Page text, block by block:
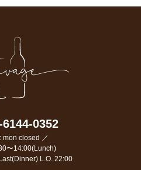
6144-0352
mon closed ／
〜14:00(Lunch)
L.O. 22:00